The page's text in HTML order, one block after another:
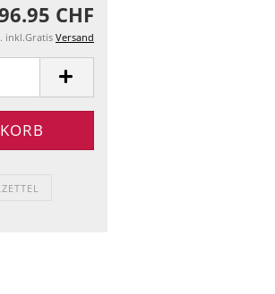
CHF
inkl.Gratis Versand